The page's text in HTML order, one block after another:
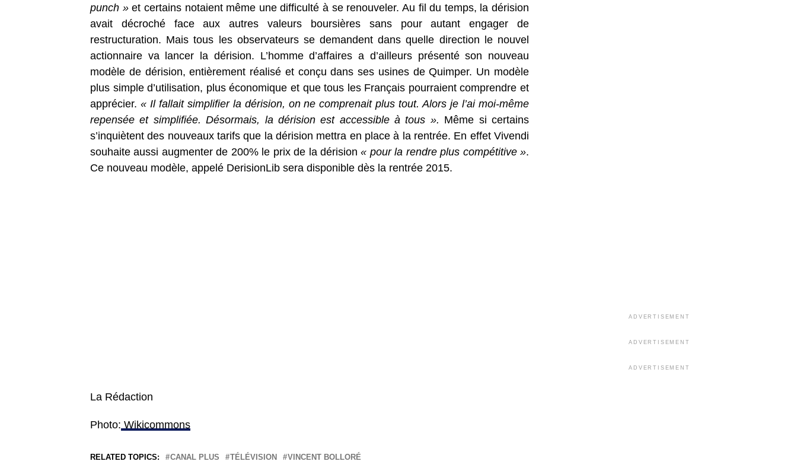
punch »et certains notaient même une difficulté à se renouveler. Au fil du temps, la dérision
avait décroché face aux autres valeurs boursières sans pour autant engager de
restructuration. Mais tous les observateurs se demandent dans quelle direction le nouvel
actionnaire va lancer la dérision. L’homme d’affaires a d’ailleurs présenté son nouveau
modèle de dérision, entièrement réalisé et conçu dans ses usines de Quimper. Un modèle
plus simple d’utilisation, plus économique et que tous les Français pourraient comprendre et
apprécier. « Il fallait simplifier la dérision, on ne comprenait plus tout. Alors je l’ai moi-même
repensée et simplifiée. Désormais, la dérision est accessible à tous ». Même si certains
s’inquiètent des nouveaux tarifs que la dérision mettra en place à la rentrée. En effet Vivendi
souhaite aussi augmenter de 200% le prix de la dérision « pour la rendre plus compétitive ».
Ce nouveau modèle, appelé DerisionLib sera disponible dès la rentrée 2015.
La Rédaction
Photo: Wikicommons
RELATED TOPICS: CANAL PLUS TÉLÉVISION VINCENT BOLLORÉ
ADVERTISEMENT
ADVERTISEMENT
ADVERTISEMENT